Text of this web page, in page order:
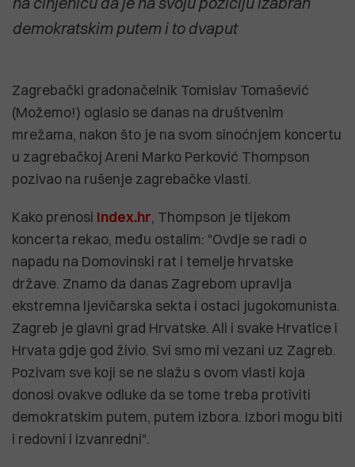
demokratskim putem i to dvaput
Zagrebački gradonačelnik Tomislav Tomašević
(Možemo!) oglasio se danas na društvenim
mrežama, nakon što je na svom sinoćnjem koncertu
u zagrebačkoj Areni Marko Perković Thompson
pozivao na rušenje zagrebačke vlasti.
Kako prenosi Index.hr, Thompson je tijekom
koncerta rekao, među ostalim: "Ovdje se radi o
napadu na Domovinski rat i temelje hrvatske
države. Znamo da danas Zagrebom upravlja
ekstremna ljevičarska sekta i ostaci jugokomunista.
Zagreb je glavni grad Hrvatske. Ali i svake Hrvatice i
Hrvata gdje god živio. Svi smo mi vezani uz Zagreb.
Pozivam sve koji se ne slažu s ovom vlasti koja
donosi ovakve odluke da se tome treba protiviti
demokratskim putem, putem izbora. Izbori mogu biti
i redovni i izvanredni".